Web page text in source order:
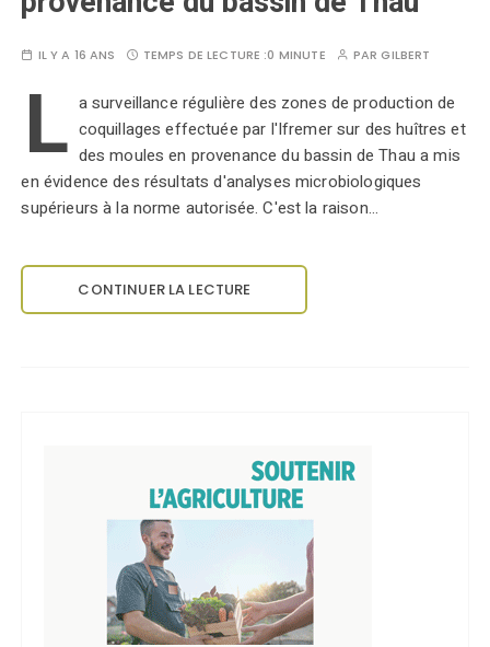
IL Y A 16 ANS TEMPS DE LECTURE :0 MINUTE PARGILBERT
L a surveillance régulière des zones de production de
coquillages effectuée par l'Ifremer sur des huîtres et
des moules en provenance du bassin de Thau a mis
en évidence des résultats d'analyses microbiologiques
supérieurs à la norme autorisée. C'est la raison…
CONTINUER LA LECTURE